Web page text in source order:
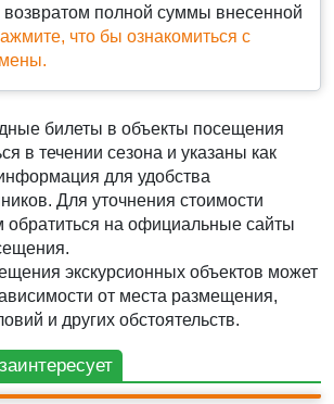
возвратом полной суммы внесенной
что бы ознакомиться с
билеты в объекты посещения
в течении сезона и указаны как
для удобства
Для уточнения стоимости
обратиться на официальные сайты
экскурсионных объектов может
от места размещения,
и других обстоятельств.
дворец, скальный
город.
мозаика
10ч.
историю! Бахчисарай - столица
Пещерный
город
(Крымские святыни)